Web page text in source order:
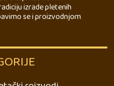
izrade pletenih
se i proizvodnjom